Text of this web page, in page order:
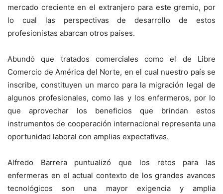
mercado creciente en el extranjero para este gremio, por
lo cual las perspectivas de desarrollo de estos
profesionistas abarcan otros países.
Abundó que tratados comerciales como el de Libre
Comercio de América del Norte, en el cual nuestro país se
inscribe, constituyen un marco para la migración legal de
algunos profesionales, como las y los enfermeros, por lo
que aprovechar los beneficios que brindan estos
instrumentos de cooperación internacional representa una
oportunidad laboral con amplias expectativas.
Alfredo Barrera puntualizó que los retos para las
enfermeras en el actual contexto de los grandes avances
tecnológicos son una mayor exigencia y amplia